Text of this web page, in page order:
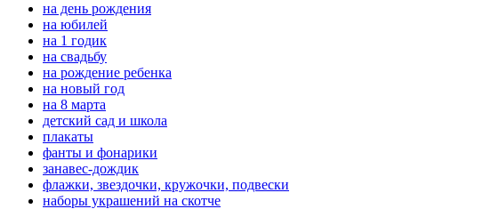
на день рождения
на юбилей
на 1 годик
на свадьбу
на рождение ребенка
на новый год
на 8 марта
детский сад и школа
плакаты
фанты и фонарики
занавес-дождик
флажки, звездочки, кружочки, подвески
наборы украшений на скотче